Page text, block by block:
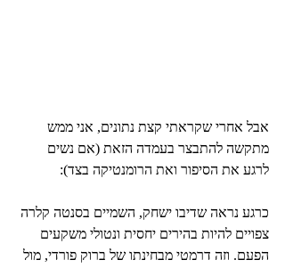
אבל אחרי שקראתי קצת נתונים, אני ממש
מתקשה להתבצר בעמדה הזאת (אם נשים
לרגע את הסיפור ואת הרומנטיקה בצד):
כרגע נראה שדיבו ישחק, השמיים בסנטה קלרה
צפויים להיות בהירים יחסית ונטולי משקעים
הפעם. וזה דרמטי מבחינתו של ברוק פורדי, מול